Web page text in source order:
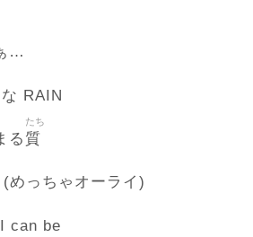
…
RAIN
る 質
たち
(めっちゃオーライ)
can be